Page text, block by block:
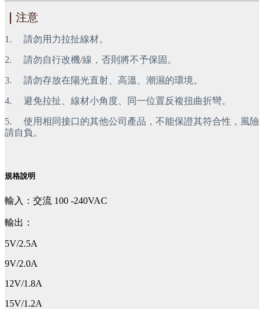
注意
1.     請勿用力拉扯線材。
2.     請勿自行改機/線，否則將不予保固。
3.     請勿存放在陽光直射、高溫、潮濕的環境。
4.     避免拉扯、線材小角度、同一位置反複扭曲折彎。
5.     使用相同接口的其他公司產品，不能保證其符合性，風險
請自負。
規格說明
輸入：交流 100 -240VAC
輸出：
5V/2.5A
9V/2.0A
12V/1.8A
15V/1.2A